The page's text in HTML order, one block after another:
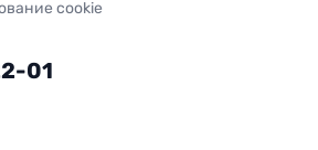
cookie
01